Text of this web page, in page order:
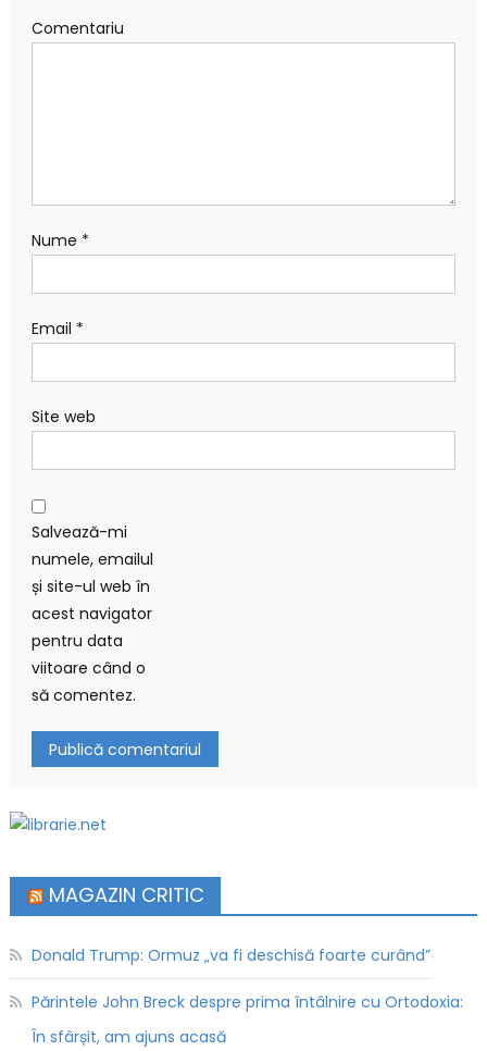
Comentariu
Nume *
Email *
Site web
Salvează-mi
numele, emailul
și site-ul web în
acest navigator
pentru data
viitoare când o
să comentez.
MAGAZIN CRITIC
Donald Trump: Ormuz „va fi deschisă foarte curând”
Părintele John Breck despre prima întâlnire cu Ortodoxia:
În sfârșit, am ajuns acasă